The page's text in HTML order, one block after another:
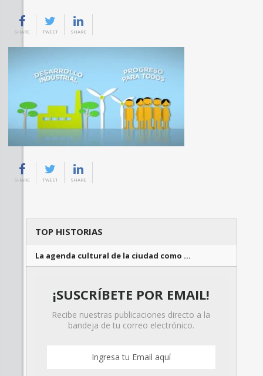
SHARE TWEET SHARE
SHARE TWEET SHARE
TOP HISTORIAS
La agenda cultural de la ciudad como …
¡SUSCRÍBETE POR EMAIL!
Recibe nuestras publicaciones directo a la
bandeja de tu correo electrónico.